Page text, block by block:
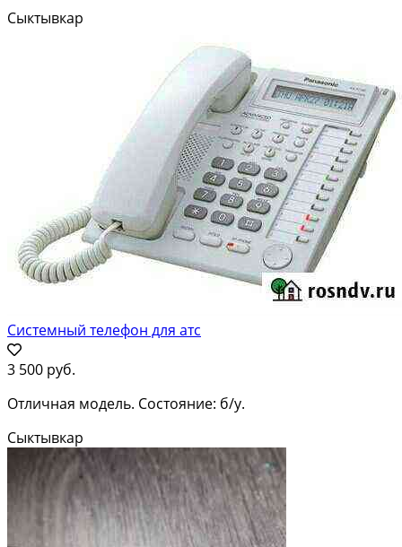
Сыктывкар
Системный телефон для атс
3 500 руб.
Отличная модель. Состояние: б/у.
Сыктывкар